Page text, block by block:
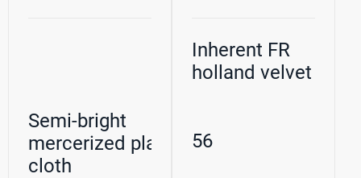
Semi-bright
mercerized plain
cloth
Inherent FR
holland velvet
56